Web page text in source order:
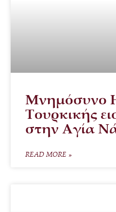
Μνημόσυνο
Τουρκικής
στην Αγία
READ MORE »